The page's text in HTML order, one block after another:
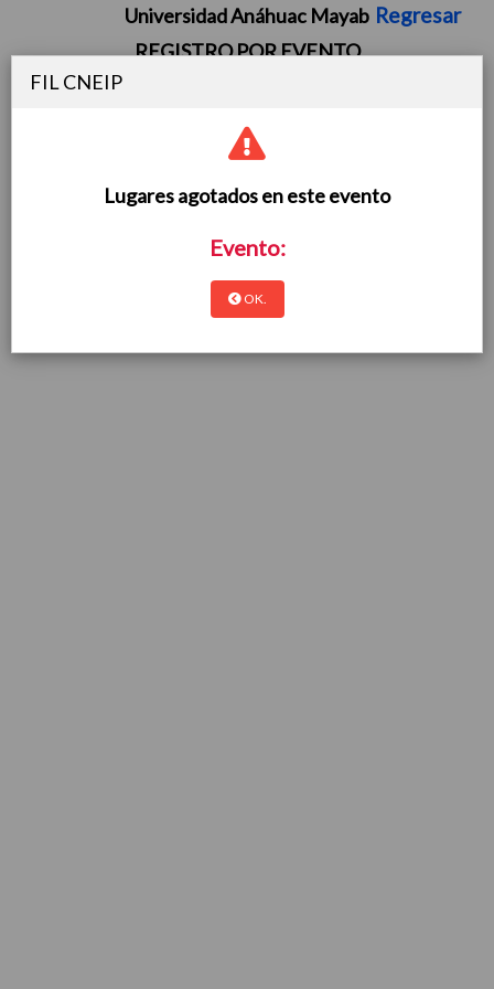
Regresar
Universidad Anáhuac Mayab
REGISTRO POR EVENTO
ASISTENCIA PRESENCIAL
31 de Octubre,
FIL CNEIP
Lugares agotados en este evento
Evento:
OK.